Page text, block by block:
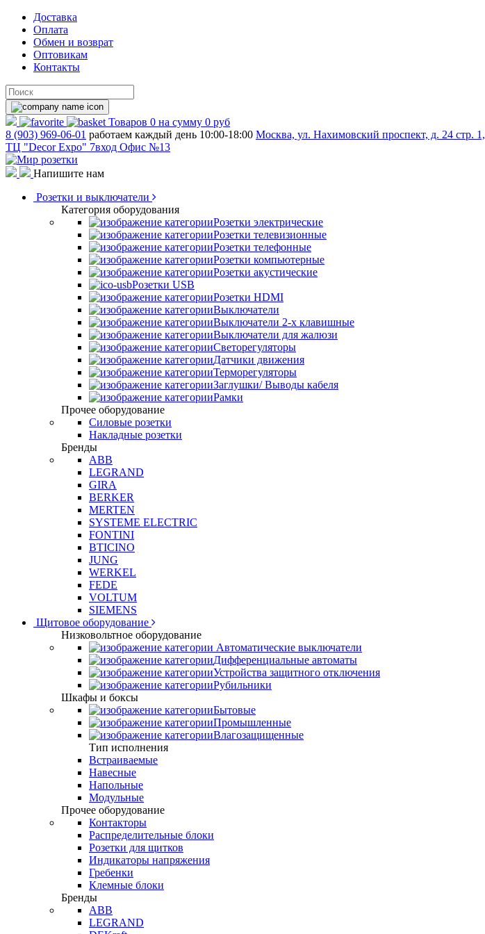
Доставка
Оплата
Обмен и возврат
Оптовикам
Контакты
Товаров 0 на сумму 0 руб
8 (903) 969-06-01 работаем каждый день 10:00-18:00 Москва, ул. Нахимовский проспект, д. 24 стр. 1,
ТЦ "Decor Expo" 7вход Офис №13
Напишите нам
Розетки и выключатели
Категория оборудования
Розетки электрические
Розетки телевизионные
Розетки телефонные
Розетки компьютерные
Розетки акустические
Розетки USB
Розетки HDMI
Выключатели
Выключатели 2-х клавишные
Выключатели для жалюзи
Светорегуляторы
Датчики движения
Терморегуляторы
Заглушки/ Выводы кабеля
Рамки
Прочее оборудование
Силовые розетки
Накладные розетки
Бренды
ABB
LEGRAND
GIRA
BERKER
MERTEN
SYSTEME ELECTRIC
FONTINI
BTICINO
JUNG
WERKEL
FEDE
VOLTUM
SIEMENS
Щитовое оборудование
Низковольтное оборудование
Автоматические выключатели
Дифференциальные автоматы
Устройства защитного отключения
Рубильники
Шкафы и боксы
Бытовые
Промышленные
Влагозащищенные
Тип исполнения
Встраиваемые
Навесные
Напольные
Модульные
Прочее оборудование
Контакторы
Распределительные блоки
Розетки для щитков
Индикаторы напряжения
Гребенки
Клемные блоки
Бренды
ABB
LEGRAND